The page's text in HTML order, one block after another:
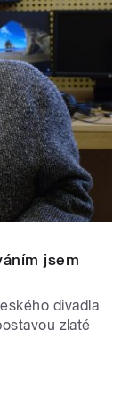
jsem
divadla
zlaté